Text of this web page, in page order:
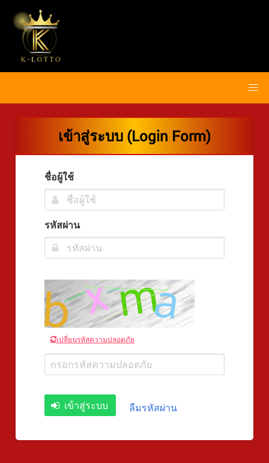
เข้าสู่ระบบ (Login Form)
ชื่อผู้ใช้
รหัสผ่าน
เปลี่ยนรหัสความปลอดภัย
เข้าสู่ระบบ ลืมรหัสผ่าน